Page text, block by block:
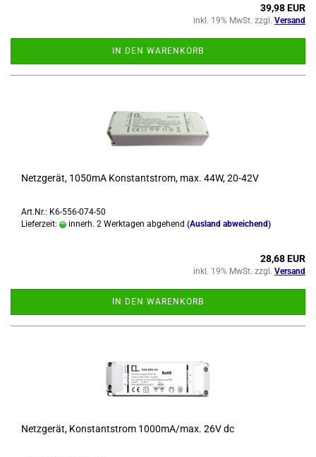
39,98 EUR
inkl. 19% MwSt. zzgl. Versand
IN DEN WARENKORB
Netz­ge­rät, 1050mA Kon­stant­strom, max. 44W, 20-​42V
Art.Nr.: K6-556-074-50
Lieferzeit:
innerh. 2 Werktagen abgehend (Ausland abweichend)
28,68 EUR
inkl. 19% MwSt. zzgl. Versand
IN DEN WARENKORB
Netz­ge­rät, Kon­stant­strom 1000mA/max. 26V dc